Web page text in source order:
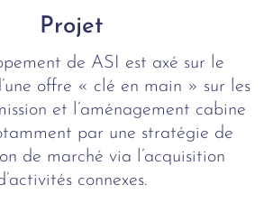
Projet
de ASI est axé sur le
offre « clé en main » sur les
et l’aménagement cabine
par une stratégie de
de marché via l’acquisition
connexes.